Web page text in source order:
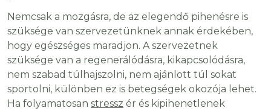
Nemcsak a mozgásra, de az elegendő pihenésre is
szüksége van szervezetünknek annak érdekében,
hogy egészséges maradjon. A szervezetnek
szüksége van a regenerálódásra, kikapcsolódásra,
nem szabad túlhajszolni, nem ajánlott túl sokat
sportolni, különben ez is betegségek okozója lehet.
Ha folyamatosan stressz ér és kipihenetlenek